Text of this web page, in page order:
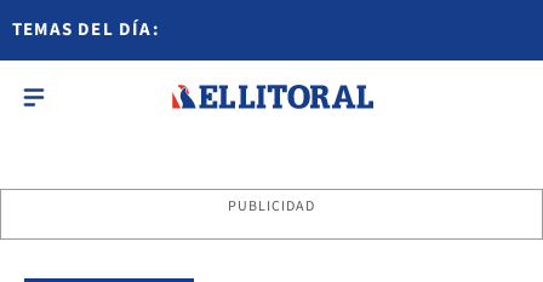
TEMAS DEL DÍA:
PUBLICIDAD